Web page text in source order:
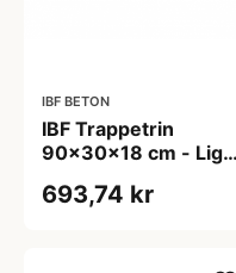
IBF BETON
IBF Trappetrin
90x30x18 cm - Lige
693,74 kr